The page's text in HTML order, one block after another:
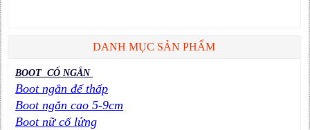
DANH MỤC SẢN PHẨM
BOOT CỔ NGẮN
Boot ngắn đế thấp
Boot ngắn cao 5-9cm
Boot nữ cổ lửng